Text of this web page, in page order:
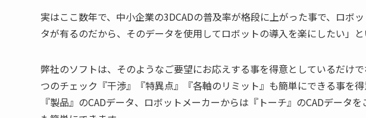
実はここ数年で、中小企業の3DCADの普及率が格段に上がった事で、ロボ
タが有るのだから、そのデータを使用してロボットの導入を楽にしたい」と
弊社のソフトは、そのようなご要望にお応えする事を得意としているだけ
つのチェック『干渉』『特異点』『各軸のリミット』も簡単にできる事を
『製品』のCADデータ、ロボットメーカーからは『トーチ』のCADデータ